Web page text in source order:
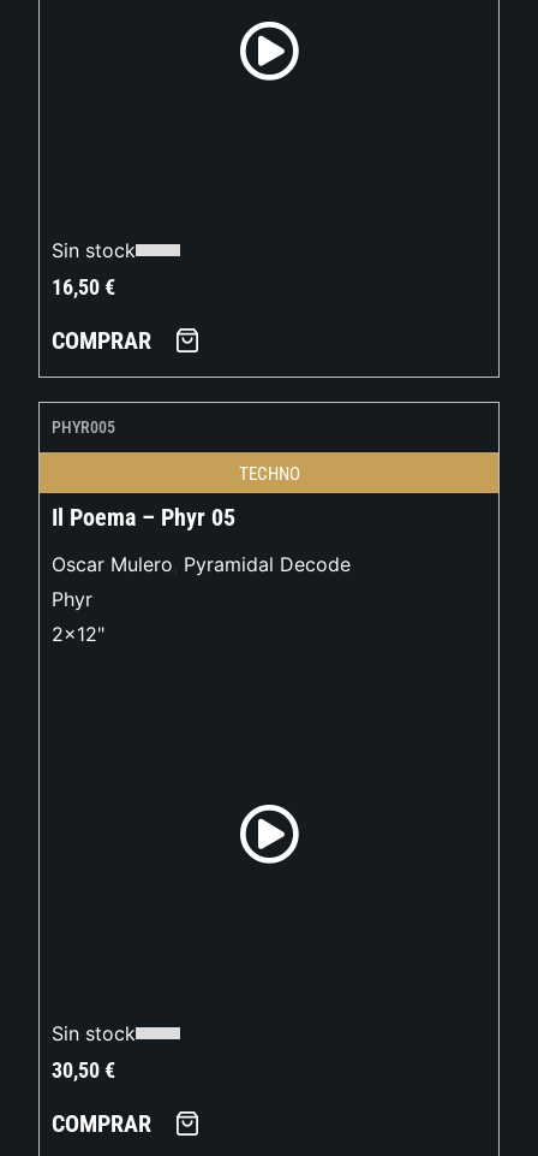
Sin stock
16,50€
COMPRAR
PHYR005
TECHNO
Il Poema – Phyr 05
Oscar Mulero, Pyramidal Decode
Phyr
2x12"
Sin stock
30,50€
COMPRAR